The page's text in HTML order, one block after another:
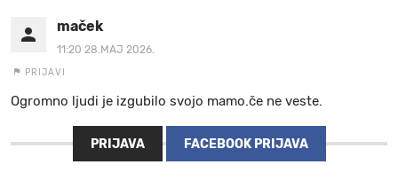
maček
11:20 28.MAJ 2026.
PRIJAVI
Ogromno ljudi je izgubilo svojo mamo.če ne veste.
PRIJAVA FACEBOOK PRIJAVA